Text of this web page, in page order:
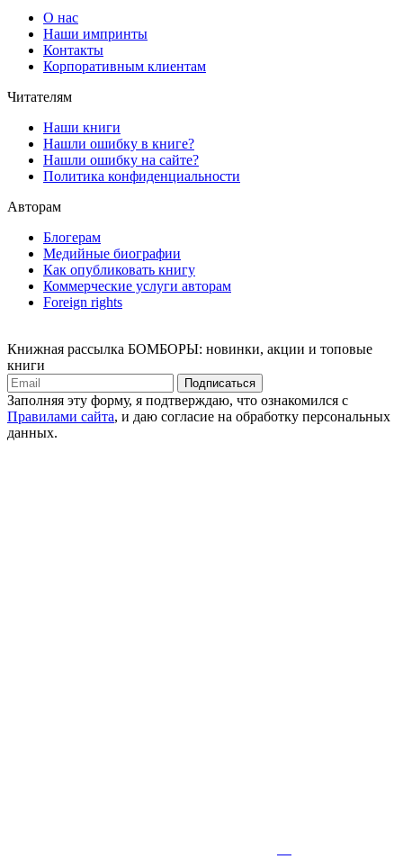
О нас
Наши импринты
Контакты
Корпоративным клиентам
Читателям
Наши книги
Нашли ошибку в книге?
Нашли ошибку на сайте?
Политика конфиденциальности
Авторам
Блогерам
Медийные биографии
Как опубликовать книгу
Коммерческие услуги авторам
Foreign rights
Книжная рассылка БОМБОРЫ: новинки, акции и топовые
книги
Подписаться
Заполняя эту форму, я подтверждаю, что ознакомился с
Правилами сайта, и даю согласие на обработку персональных
данных.